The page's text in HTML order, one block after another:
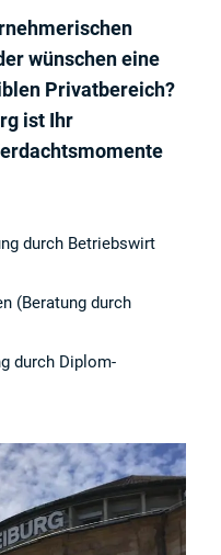
wünschen eine
Privatbereich?
ist Ihr
durch Betriebswirt
(Beratung durch
durch Diplom-